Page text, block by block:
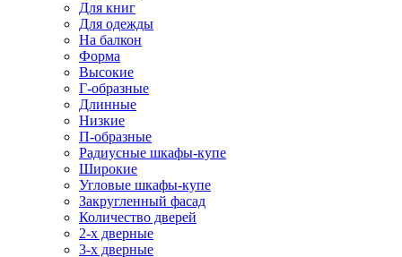
Для книг
Для одежды
На балкон
Форма
Высокие
Г-образные
Длинные
Низкие
П-образные
Радиусные шкафы-купе
Широкие
Угловые шкафы-купе
Закругленный фасад
Количество дверей
2-х дверные
3-х дверные